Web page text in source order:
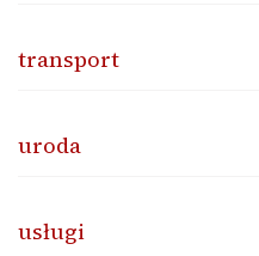
transport
uroda
usługi